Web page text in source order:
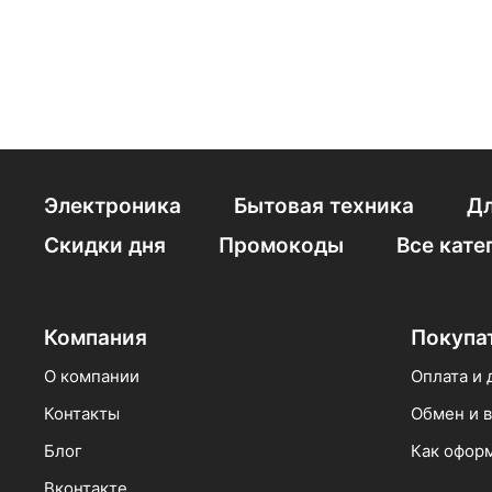
камера ночного видения
основной камеры
Электроника Бытовая техника
Скидки дня
Промокоды Все
Компания
О компании
Контакты
Блог
Оплата и
Обмен и
Как